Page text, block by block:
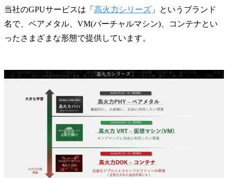
当社のGPUサービスは「 高火力シリーズ 」というブランド
名で、ベアメタル、VM(バーチャルマシン)、コンテナとい
ったさまざまな形態で提供しています。